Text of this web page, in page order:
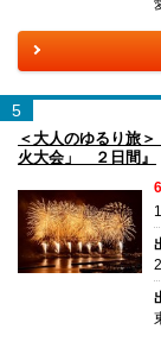
5
＜大人のゆるり旅
火大会」 ２日間』